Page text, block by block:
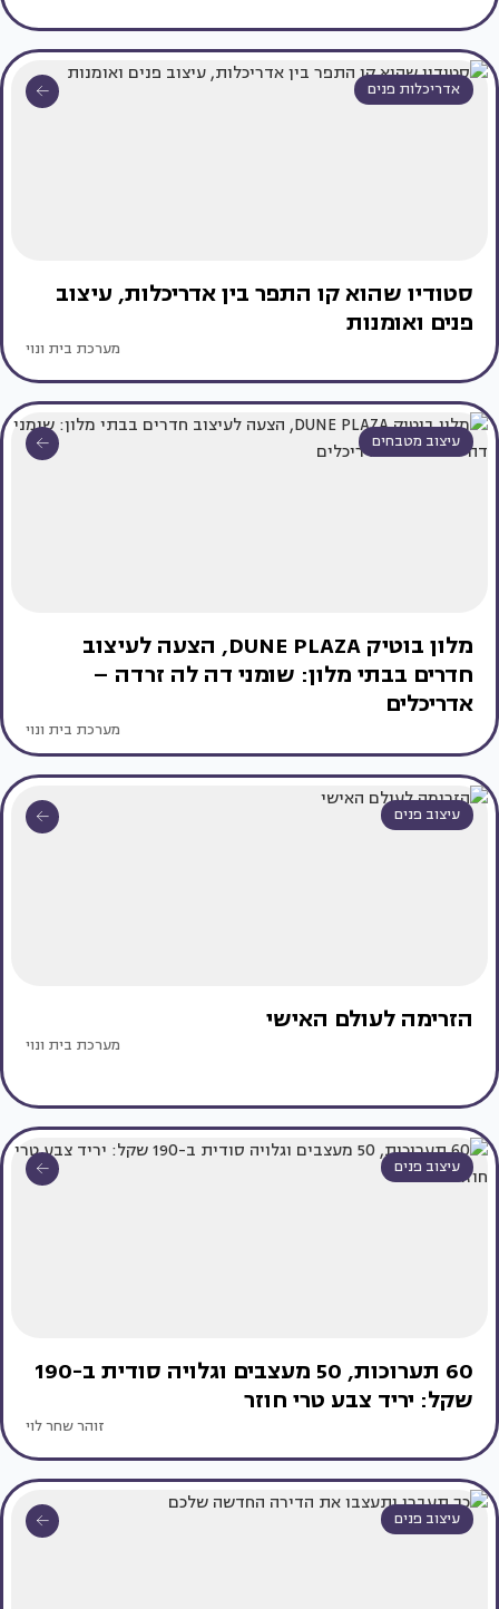
אדריכלות פנים
סטודיו שהוא קו התפר בין אדריכלות, עיצוב
פנים ואומנות
מערכת בית ונוי
עיצוב מטבחים
מלון בוטיק DUNE PLAZA, הצעה לעיצוב
חדרים בבתי מלון: שומני דה לה זרדה –
אדריכלים
מערכת בית ונוי
עיצוב פנים
הזרימה לעולם האישי
מערכת בית ונוי
עיצוב פנים
60 תערוכות, 50 מעצבים וגלויה סודית ב-190
שקל: יריד צבע טרי חוזר
זוהר שחר לוי
עיצוב פנים